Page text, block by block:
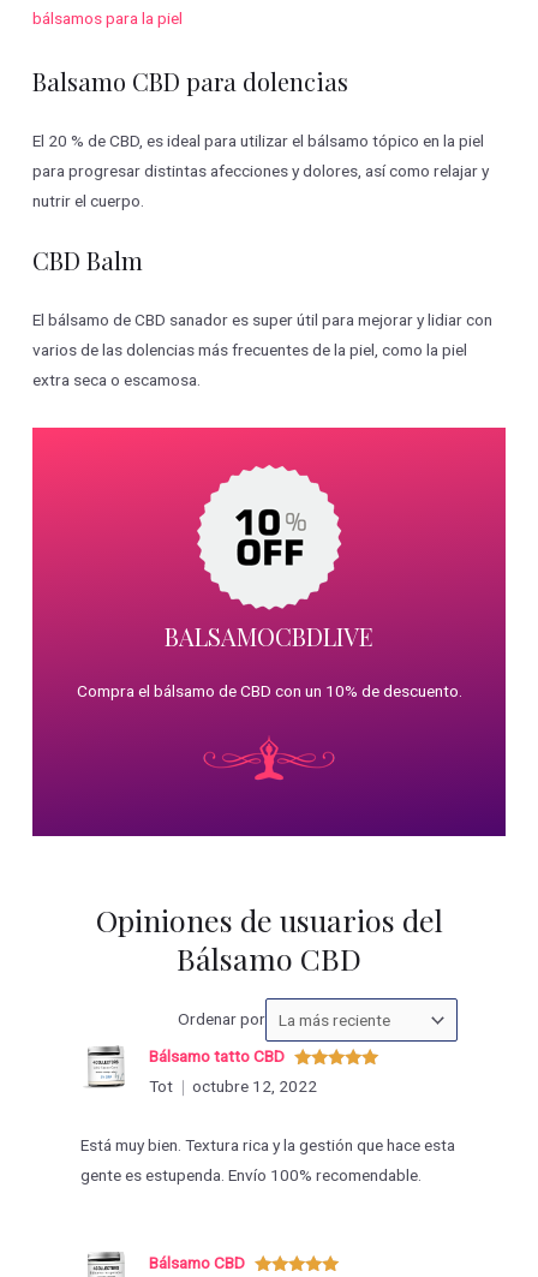
bálsamos para la piel
Balsamo CBD para dolencias
El 20 % de CBD, es ideal para utilizar el bálsamo tópico en la piel
para progresar distintas afecciones y dolores, así como relajar y
nutrir el cuerpo.
CBD Balm
El bálsamo de CBD sanador es super útil para mejorar y lidiar con
varios de las dolencias más frecuentes de la piel, como la piel
extra seca o escamosa.
BALSAMOCBDLIVE
Compra el bálsamo de CBD con un 10% de descuento.
Opiniones de usuarios del
Bálsamo CBD
Ordenar porOrdenar
las
Valorado
con
Bálsamo tatto CBD
Tot
octubre 12, 2022
Está muy bien. Textura rica y la gestión que hace esta
gente es estupenda. Envío 100% recomendable.
Bálsamo CBD